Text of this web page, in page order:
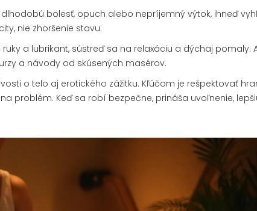
bolesť, opuch alebo nepríjemný výtok, ihneď
nie zhoršenie stavu.
a lubrikant, sústreď sa na relaxáciu a dýchaj pomaly.
a návody od skúsených masérov.
o telo aj erotického zážitku. Kľúčom je rešpektovať
problém. Keď sa robí bezpečne, prináša uvoľnenie,